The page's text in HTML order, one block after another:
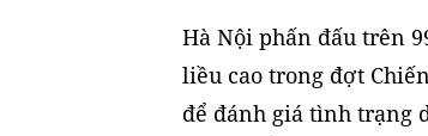
Hà Nội phấn đấu trên
liều cao trong đợt
để đánh giá tình trạng